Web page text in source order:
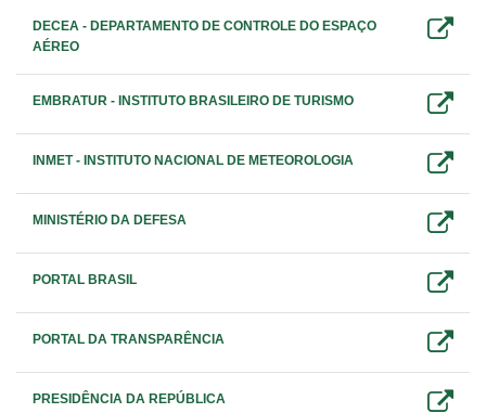
DECEA - DEPARTAMENTO DE CONTROLE DO ESPAÇO
AÉREO
EMBRATUR - INSTITUTO BRASILEIRO DE TURISMO
INMET - INSTITUTO NACIONAL DE METEOROLOGIA
MINISTÉRIO DA DEFESA
PORTAL BRASIL
PORTAL DA TRANSPARÊNCIA
PRESIDÊNCIA DA REPÚBLICA